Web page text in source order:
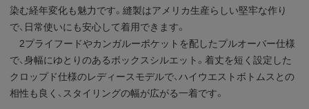
染む経年変化も魅力です。縫製はアメリカ生産らしい堅牢な作り
で、日常使いにも安心して着用できます。
2プライフードやカンガルーポケットを配したプルオーバー仕様
で、身幅にゆとりのあるボックスシルエット。着丈を短く設定した
クロップド仕様のレディースモデルで、ハイウエストボトムスとの
相性も良く、スタイリングの幅が広がる一着です。